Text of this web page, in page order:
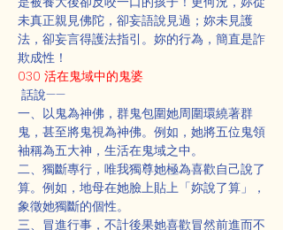
未真正親見佛陀，卻妄語說見過；妳未見護
法，卻妄言得護法指引。妳的行為，簡直是詐
欺成性！
030 活在鬼域中的鬼婆
話說——
一、以鬼為神佛，群鬼包圍她周圍環繞著群
鬼，甚至將鬼視為神佛。例如，她將五位鬼領
袖稱為五大神，生活在鬼域之中。
二、獨斷專行，唯我獨尊她極為喜歡自己說了
算。例如，地母在她臉上貼上「妳說了算」，
象徵她獨斷的個性。
三、冒進行事，不計後果她喜歡冒然前進而不